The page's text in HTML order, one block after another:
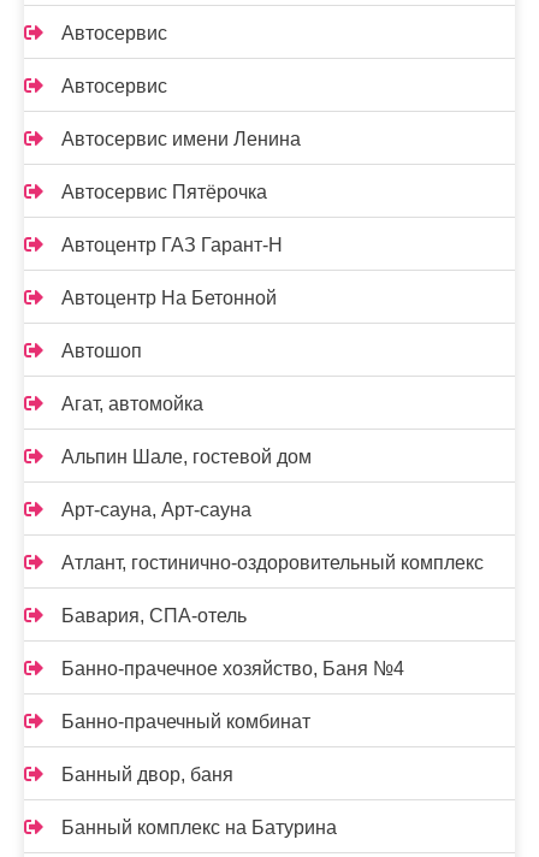
Автосервис
Автосервис
Автосервис имени Ленина
Автосервис Пятёрочка
Автоцентр ГАЗ Гарант-Н
Автоцентр На Бетонной
Автошоп
Агат, автомойка
Альпин Шале, гостевой дом
Арт-сауна, Арт-сауна
Атлант, гостинично-оздоровительный комплекс
Бавария, СПА-отель
Банно-прачечное хозяйство, Баня №4
Банно-прачечный комбинат
Банный двор, баня
Банный комплекс на Батурина